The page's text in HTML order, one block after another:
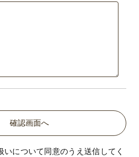
いについて同意のうえ送信してく